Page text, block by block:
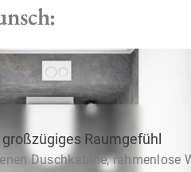
Raumgefühl
Duschkabine, rahmenlose